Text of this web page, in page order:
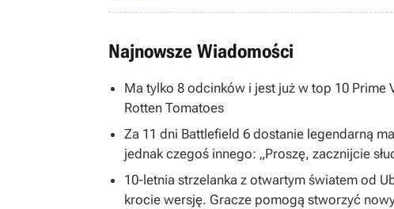
Najnowsze Wiadomości
Ma tylko 8 odcinków i jest już w top 10 Prime
Rotten Tomatoes
Za 11 dni Battlefield 6 dostanie legendarną
jednak czegoś innego: „Proszę, zacznijcie
10-letnia strzelanka z otwartym światem od
krocie wersję. Gracze pomogą stworzyć